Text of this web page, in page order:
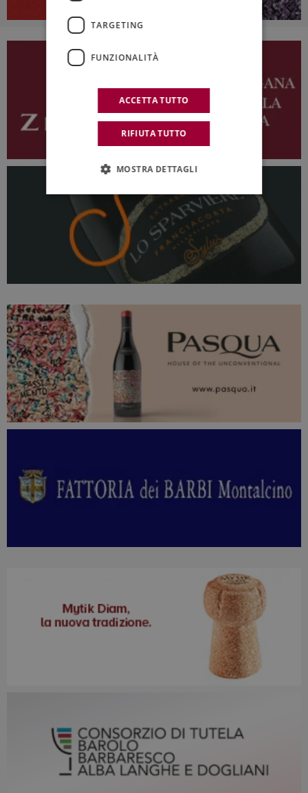
TARGETING
FUNZIONALITÀ
ACCETTA TUTTO
RIFIUTA TUTTO
MOSTRA DETTAGLI